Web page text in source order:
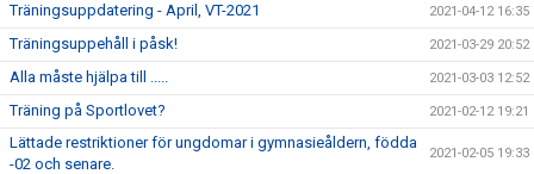
Träningsuppdatering - April, VT-2021 2021-04-12 16:35
Träningsuppehåll i påsk! 2021-03-29 20:52
Alla måste hjälpa till ..... 2021-03-03 12:52
Träning på Sportlovet? 2021-02-12 19:21
Lättade restriktioner för ungdomar i gymnasieåldern, födda
-02 och senare.
2021-02-05 19:33